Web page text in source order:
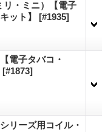
・ミニ）【電子
ット】 [#1935]
電子タバコ・
[#1873]
リーズ用コイル・